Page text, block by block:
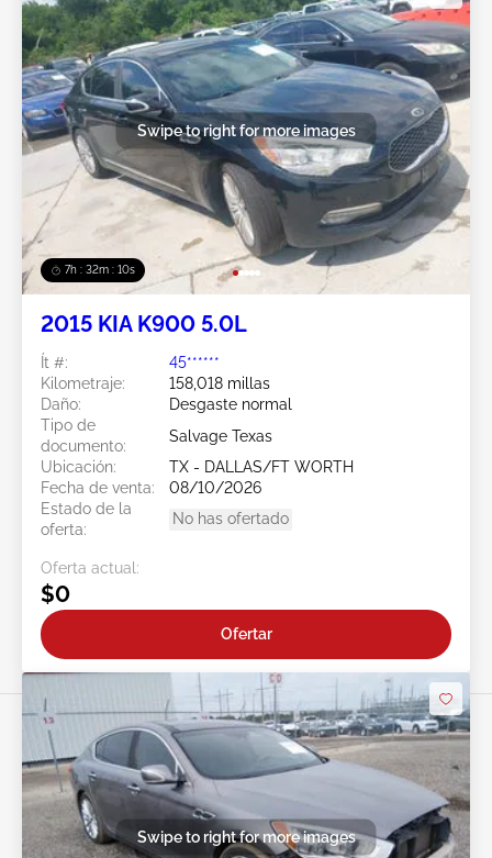
7h : 32m : 09s
Swipe to right for more images
2015 KIA K900 5.0L
Ít #:
45******
Kilometraje:
158,018 millas
Daño:
Desgaste normal
Tipo de
documento:
Salvage Texas
Ubicación:
TX - DALLAS/FT WORTH
Fecha de venta:
08/10/2026
Estado de la
oferta:
No has ofertado
Oferta actual:
$0
Ofertar
Swipe to right for more images